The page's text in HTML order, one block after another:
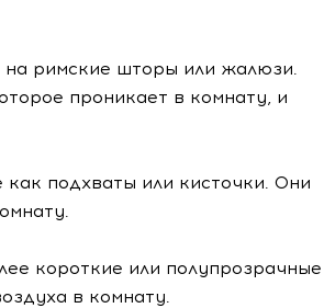
на римские шторы или жалюзи.
проникает в комнату, и
подхваты или кисточки. Они
короткие или полупрозрачные
в комнату.